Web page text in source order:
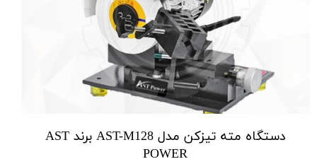
دستگاه مته تیزکن مدل AST-M128 برند AST
POWER